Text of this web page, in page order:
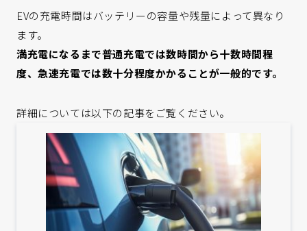
EVの充電時間はバッテリーの容量や残量によって異なり
ます。
満充電になるまで普通充電では数時間から十数時間程
度、急速充電では数十分程度かかることが一般的です。
詳細については以下の記事をご覧ください。